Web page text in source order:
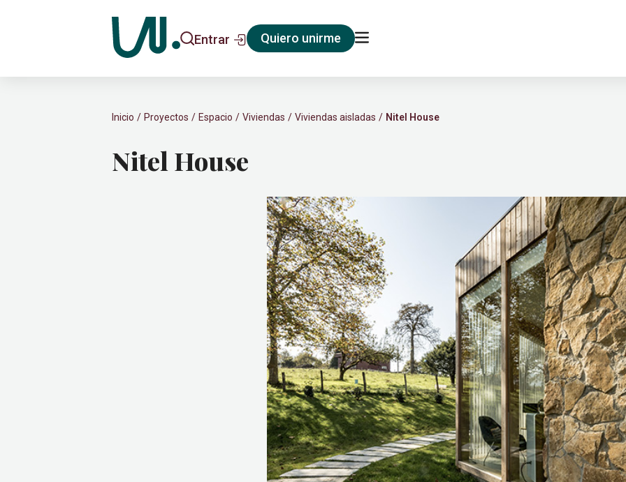
Entrar Quiero unirme
Inicio Proyectos Espacio Viviendas Viviendas aisladas Nitel House
Nitel House